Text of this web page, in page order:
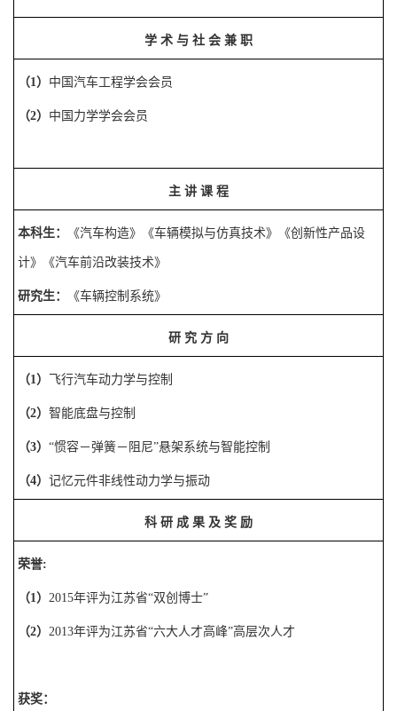
学 术 与 社 会 兼 职
（1） 中国汽车工程学会会员
（2） 中国力学学会会员
主 讲 课 程
本科生： 《汽车构造》 《车辆模拟与仿真技术》《创新性产品设
计》《汽车前沿改装技术》
研究生： 《车辆控制系统》
研 究 方 向
（1） 飞行汽车动力学与控制
（2） 智能底盘与控制
（3） “惯容－弹簧－阻尼”悬架系统与智能控制
（4） 记忆元件非线性动力学与振动
科 研 成 果 及 奖 励
荣誉:
（1） 2015年评为江苏省“双创博士”
（2） 2013年评为江苏省“六大人才高峰”高层次人才
获奖：